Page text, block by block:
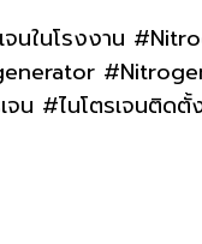
จนในโรงงาน
จน #ไนโตรเจนติดตั้